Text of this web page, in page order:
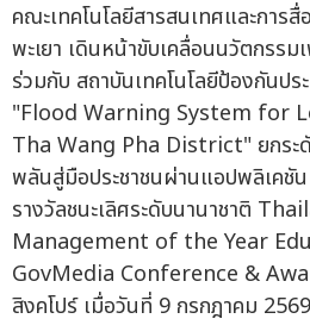
คณะเทคโนโลยีสารสนเทศและการ
พะเยา เดินหน้าขับเคลื่อนนวัตกรร
ร่วมกับ สถาบันเทคโนโลยีป้องกันป
"Flood Warning System for
Tha Wang Pha District" ยกระ
พลันสู่มือประชาชนผ่านแอปพลิเคชั
รางวัลชนะเลิศระดับนานาชาติ
Management of the Year
GovMedia Conference &
สิงคโปร์ เมื่อวันที่ 9 กรกฎาคม